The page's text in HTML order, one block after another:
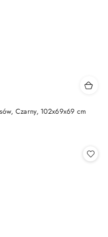
Czarny, 102x69x69 cm